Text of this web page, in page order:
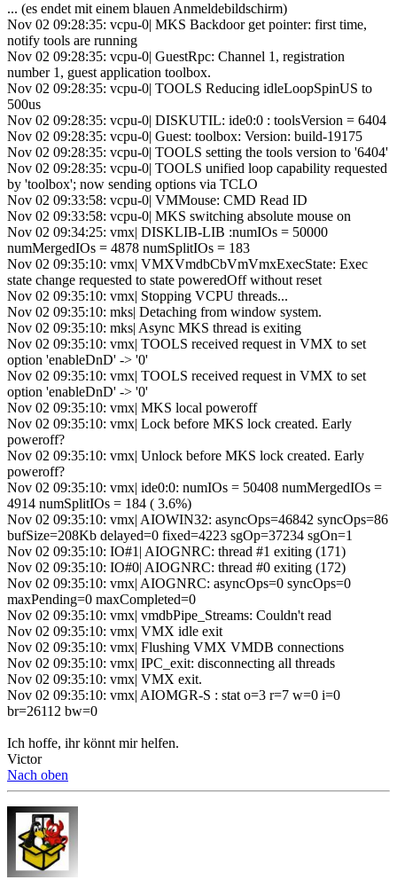
... (es endet mit einem blauen Anmeldebildschirm)
Nov 02 09:28:35: vcpu-0| MKS Backdoor get pointer: first time,
notify tools are running
Nov 02 09:28:35: vcpu-0| GuestRpc: Channel 1, registration
number 1, guest application toolbox.
Nov 02 09:28:35: vcpu-0| TOOLS Reducing idleLoopSpinUS to
500us
Nov 02 09:28:35: vcpu-0| DISKUTIL: ide0:0 : toolsVersion = 6404
Nov 02 09:28:35: vcpu-0| Guest: toolbox: Version: build-19175
Nov 02 09:28:35: vcpu-0| TOOLS setting the tools version to '6404'
Nov 02 09:28:35: vcpu-0| TOOLS unified loop capability requested
by 'toolbox'; now sending options via TCLO
Nov 02 09:33:58: vcpu-0| VMMouse: CMD Read ID
Nov 02 09:33:58: vcpu-0| MKS switching absolute mouse on
Nov 02 09:34:25: vmx| DISKLIB-LIB :numIOs = 50000
numMergedIOs = 4878 numSplitIOs = 183
Nov 02 09:35:10: vmx| VMXVmdbCbVmVmxExecState: Exec
state change requested to state poweredOff without reset
Nov 02 09:35:10: vmx| Stopping VCPU threads...
Nov 02 09:35:10: mks| Detaching from window system.
Nov 02 09:35:10: mks| Async MKS thread is exiting
Nov 02 09:35:10: vmx| TOOLS received request in VMX to set
option 'enableDnD' -> '0'
Nov 02 09:35:10: vmx| TOOLS received request in VMX to set
option 'enableDnD' -> '0'
Nov 02 09:35:10: vmx| MKS local poweroff
Nov 02 09:35:10: vmx| Lock before MKS lock created. Early
poweroff?
Nov 02 09:35:10: vmx| Unlock before MKS lock created. Early
poweroff?
Nov 02 09:35:10: vmx| ide0:0: numIOs = 50408 numMergedIOs =
4914 numSplitIOs = 184 ( 3.6%)
Nov 02 09:35:10: vmx| AIOWIN32: asyncOps=46842 syncOps=86
bufSize=208Kb delayed=0 fixed=4223 sgOp=37234 sgOn=1
Nov 02 09:35:10: IO#1| AIOGNRC: thread #1 exiting (171)
Nov 02 09:35:10: IO#0| AIOGNRC: thread #0 exiting (172)
Nov 02 09:35:10: vmx| AIOGNRC: asyncOps=0 syncOps=0
maxPending=0 maxCompleted=0
Nov 02 09:35:10: vmx| vmdbPipe_Streams: Couldn't read
Nov 02 09:35:10: vmx| VMX idle exit
Nov 02 09:35:10: vmx| Flushing VMX VMDB connections
Nov 02 09:35:10: vmx| IPC_exit: disconnecting all threads
Nov 02 09:35:10: vmx| VMX exit.
Nov 02 09:35:10: vmx| AIOMGR-S : stat o=3 r=7 w=0 i=0
br=26112 bw=0
Ich hoffe, ihr könnt mir helfen.
Victor
Nach oben